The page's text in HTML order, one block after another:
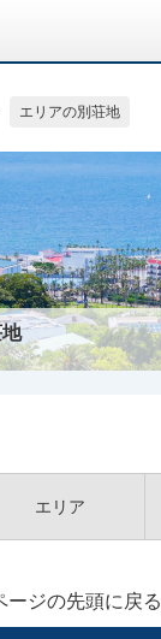
エリアの別荘地
エリア
ージの先頭に戻る